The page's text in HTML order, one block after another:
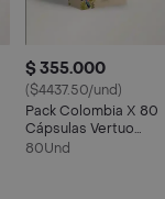
$ 355.000
($4437.50/und)
Pack Colombia X 80
Cápsulas Vertuo
Nespresso
80Und